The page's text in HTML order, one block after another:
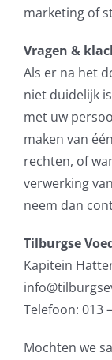
marketing of
Vragen &
Als er na het
niet duidelijk
met uw
maken van
rechten, of
verwerking
neem dan
Tilburgse
Kapitein
Telefoon: 013
Mochten we